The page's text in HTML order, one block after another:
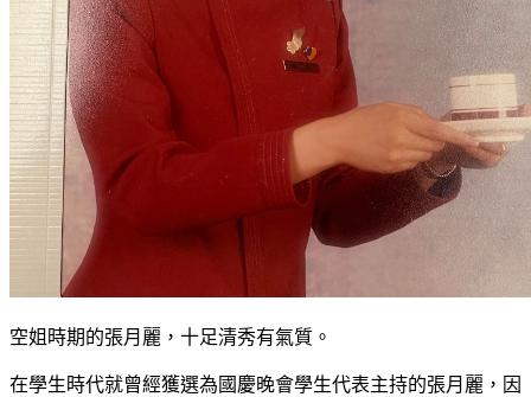
空姐時期的張月麗，十足清秀有氣質。
在學生時代就曾經獲選為國慶晚會學生代表主持的張月麗，因